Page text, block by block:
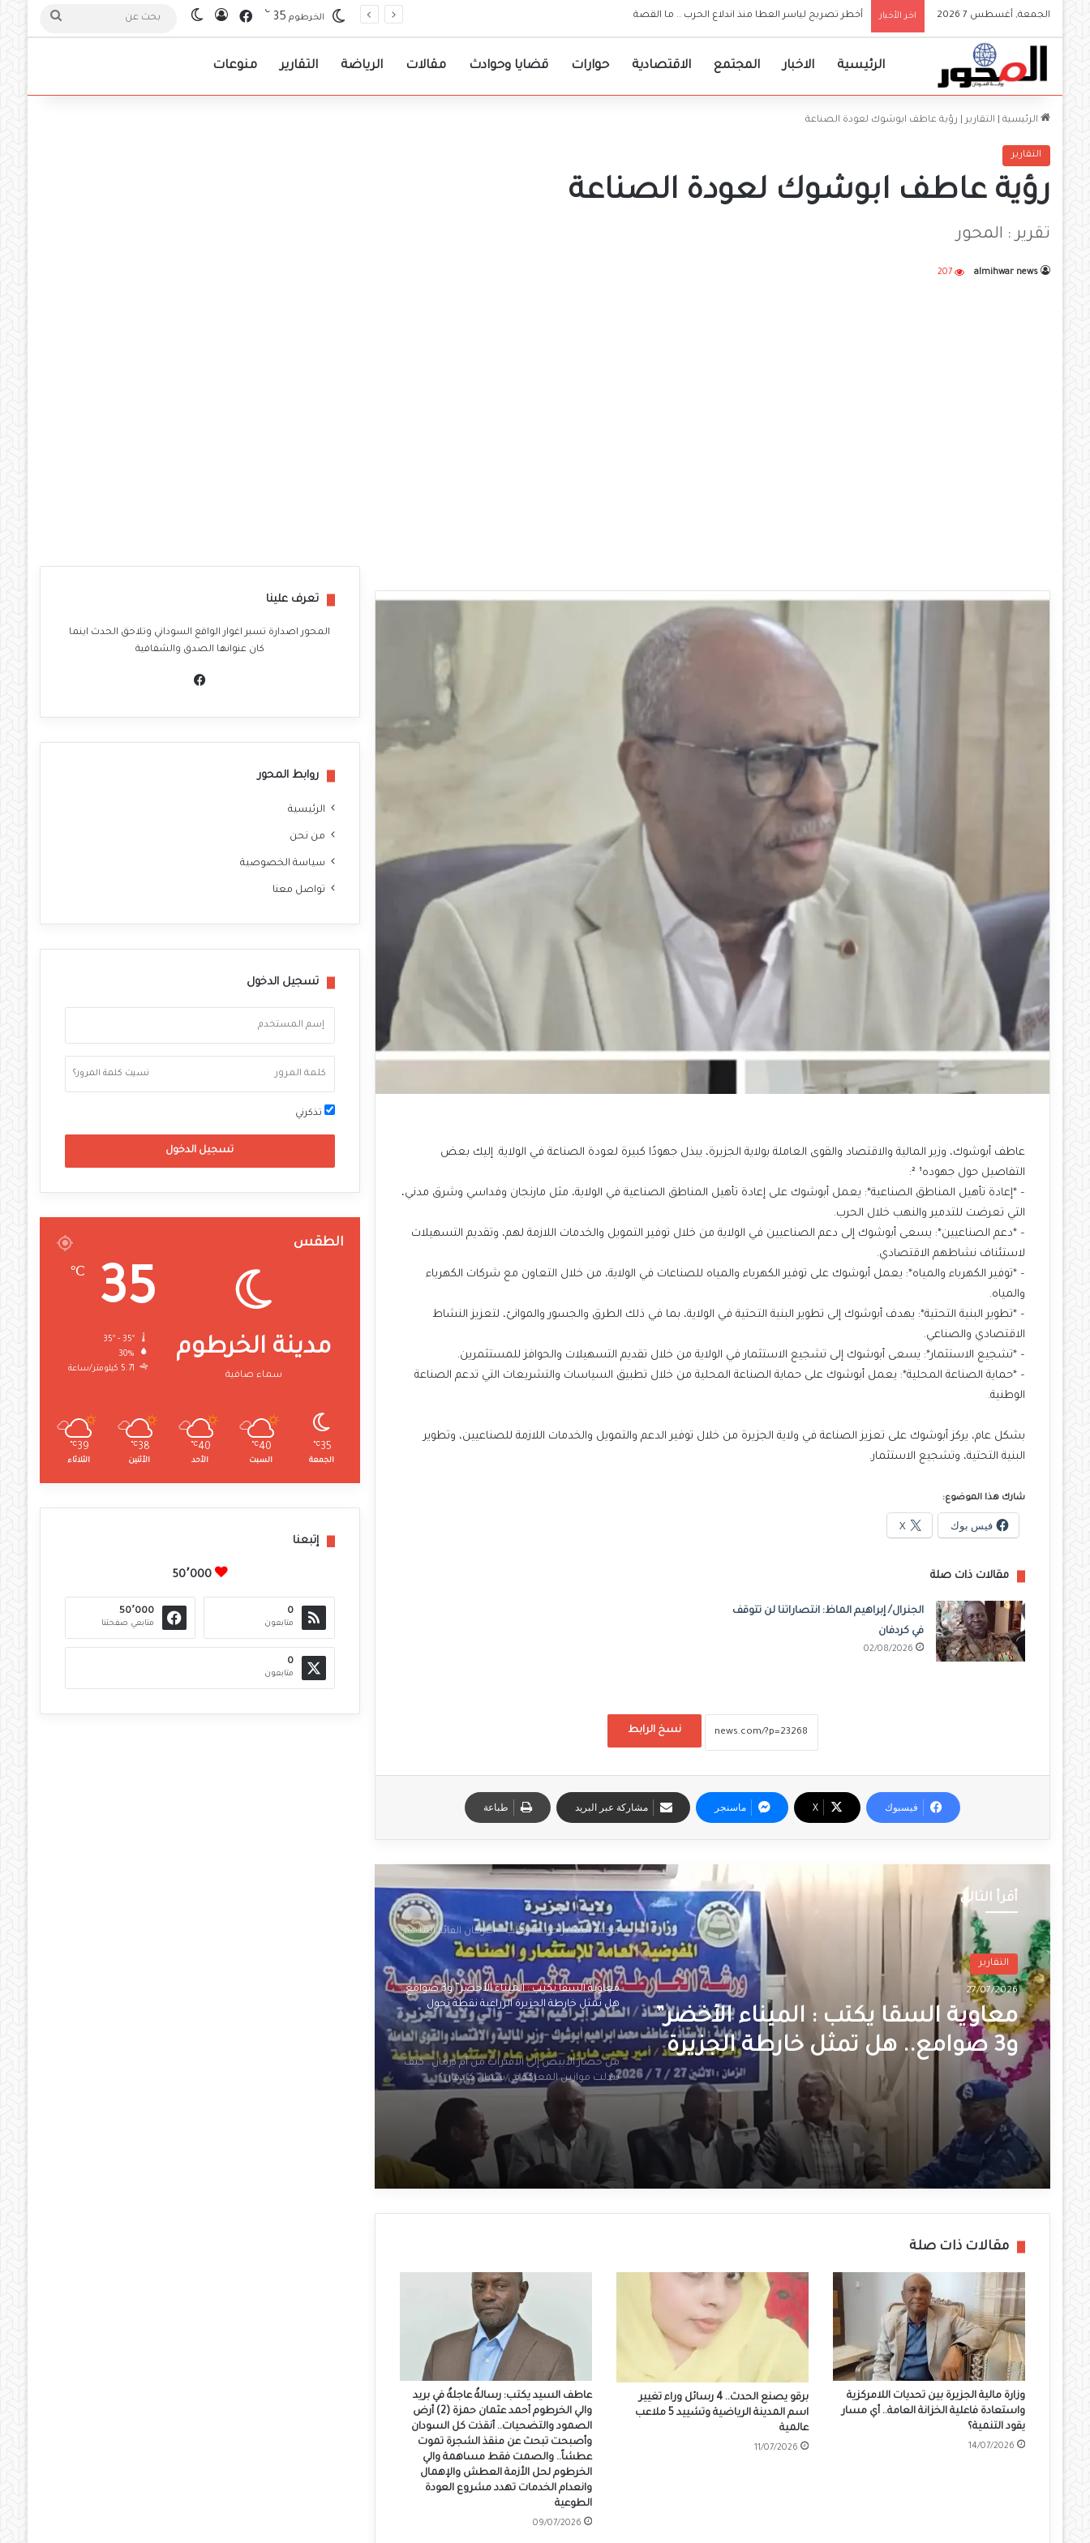
الجمعة, أغسطس 7 2026 اخر الأخبار الخرطوم 35
℃ فيسبوكتسجيل الدخول
الوضع المظلم
الرئيسية الاخبار المجتمع الاقتصادية حوارات قضايا وحوادث مقالات الرياضة التقارير منوعات
الرئيسية التقارير رؤية عاطف ابوشوك لعودة الصناعة
التقارير
رؤية عاطف ابوشوك لعودة الصناعة
تقرير : المحور
almihwar news
207
عاطف أبوشوك، وزير المالية والاقتصاد والقوى العاملة بولاية الجزيرة، يبذل جهودًا كبيرة لعودة الصناعة في الولاية. إليك بعض
التفاصيل حول جهوده¹ ²:
– *إعادة تأهيل المناطق الصناعية*: يعمل أبوشوك على إعادة تأهيل المناطق الصناعية في الولاية، مثل مارنجان وفداسي وشرق مدني،
التي تعرضت للتدمير والنهب خلال الحرب.
– *دعم الصناعيين*: يسعى أبوشوك إلى دعم الصناعيين في الولاية من خلال توفير التمويل والخدمات اللازمة لهم، وتقديم التسهيلات
لاستئناف نشاطهم الاقتصادي.
– *توفير الكهرباء والمياه*: يعمل أبوشوك على توفير الكهرباء والمياه للصناعات في الولاية، من خلال التعاون مع شركات الكهرباء
والمياه.
– *تطوير البنية التحتية*: يهدف أبوشوك إلى تطوير البنية التحتية في الولاية، بما في ذلك الطرق والجسور والموانئ، لتعزيز النشاط
الاقتصادي والصناعي.
– *تشجيع الاستثمار*: يسعى أبوشوك إلى تشجيع الاستثمار في الولاية من خلال تقديم التسهيلات والحوافز للمستثمرين.
– *حماية الصناعة المحلية*: يعمل أبوشوك على حماية الصناعة المحلية من خلال تطبيق السياسات والتشريعات التي تدعم الصناعة
الوطنية.
بشكل عام، يركز أبوشوك على تعزيز الصناعة في ولاية الجزيرة من خلال توفير الدعم والتمويل والخدمات اللازمة للصناعيين، وتطوير
البنية التحتية، وتشجيع الاستثمار.
شارك هذا الموضوع:
فيس بوك X
مقالات ذات صلة
الجنرال/ إبراهيم الماظ: انتصاراتنا لن تتوقف
في كردفان
02/08/2026
نسخ الرابط
فيسبوك ‫X ماسنجر مشاركة عبر البريد طباعة
أقرأ التالي
التقارير
27/07/2026
معاوية السقا يكتب : الميناء الأخضر”
و3 صوامع.. هل تمثل خارطة الجزيرة
الزراعية نقطة تحول لإعادة إعمار
الولاية؟
محمد البشير حنبكة يكتب .. البرهان القائد الملهم
معاوية السقا يكتب : الميناء الأخضر” و3 صوامع..
هل تمثل خارطة الجزيرة الزراعية نقطة تحول
لإعادة إعمار الولاية؟
من حصار الأبيض إلى الاقتراب من أم درمان.. كيف
تبدلت موازين المعركة في شمال كردفان؟
مقالات ذات صلة
وزارة مالية الجزيرة بين تحديات اللامركزية
واستعادة فاعلية الخزانة العامة.. أي مسار
يقود التنمية؟
14/07/2026
برقو يصنع الحدث.. 4 رسائل وراء تغيير
اسم المدينة الرياضية وتشييد 5 ملاعب
عالمية
11/07/2026
عاطف السيد يكتب: رسالةٌ عاجلةٌ في بريد
والي الخرطوم أحمد عثمان حمزة (2) أرض
الصمود والتضحيات.. أنقذت كل السودان
وأصبحت تبحث عن منقذ الشجرة تموت
عطشاً.. والصمت فقط مساهمة والي
الخرطوم لحل الأزمة العطش والإهمال
وانعدام الخدمات تهدد مشروع العودة
الطوعية
09/07/2026
تعرف علينا
المحور اصدارة تسبر اغوار الواقع السوداني وتلاحق الحدث اينما
كان عنوانها الصدق والشفافية
وك
روابط المحور
الرئيسية
من نحن
سياسة الخصوصية
تواصل معنا
تسجيل الدخول
نسيت كلمة المرور؟
تذكرني
تسجيل الدخول
الطقس
مدينة الخرطوم
سماء صافية
35
℃
30%
5.71 كيلومتر/ساعة
35
℃
الجمعة
40
℃
السبت
40
℃
الأحد
38
℃
الأثنين
39
℃
الثلاثاء
إتبعنا
50٬000
0
متابعون
50٬000
متابعي صفحتنا
0
متابعون